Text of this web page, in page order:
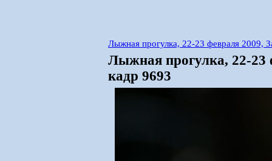
Лыжная прогулка, 22-23 февраля 2009,
Лыжная прогулка, 22-23
кадр 9693